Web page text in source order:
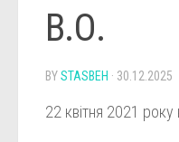
В.О.
BYSTASBEH · 30.12.2025
22 квітня 2021